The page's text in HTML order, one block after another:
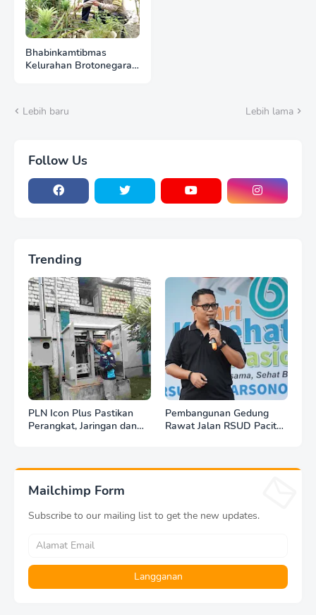
Bhabinkamtibmas
Kelurahan Brotonegaran
Ketahanan Pangan
Lebih baru Lebih lama
Follow Us
Trending
PLN Icon Plus Pastikan
Perangkat, Jaringan dan
Pembangunan Gedung
Rawat Jalan RSUD Pacitan
Mailchimp Form
Subscribe to our mailing list to get the new updates.